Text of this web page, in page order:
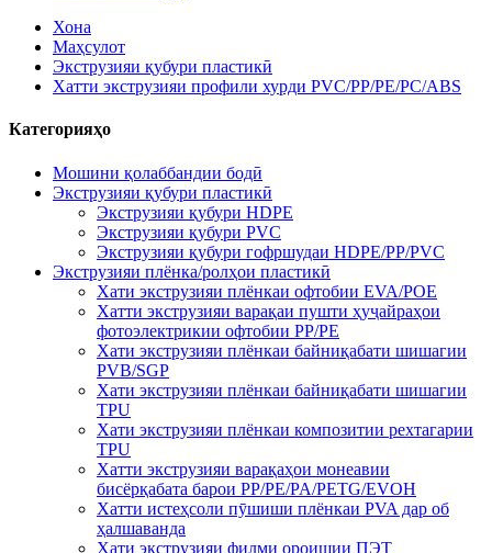
Хона
Маҳсулот
Экструзияи қубури пластикӣ
Хатти экструзияи профили хурди PVC/PP/PE/PC/ABS
Категорияҳо
Мошини қолаббандии бодӣ
Экструзияи қубури пластикӣ
Экструзияи қубури HDPE
Экструзияи қубури PVC
Экструзияи қубури гофршудаи HDPE/PP/PVC
Экструзияи плёнка/ролҳои пластикӣ
Хати экструзияи плёнкаи офтобии EVA/POE
Хатти экструзияи варақаи пушти ҳуҷайраҳои
фотоэлектрикии офтобии PP/PE
Хати экструзияи плёнкаи байниқабати шишагии
PVB/SGP
Хати экструзияи плёнкаи байниқабати шишагии
TPU
Хати экструзияи плёнкаи композитии рехтагарии
TPU
Хатти экструзияи варақаҳои монеавии
бисёрқабата барои PP/PE/PA/PETG/EVOH
Хатти истеҳсоли пӯшиши плёнкаи PVA дар об
ҳалшаванда
Хати экструзияи филми ороишии ПЭТ